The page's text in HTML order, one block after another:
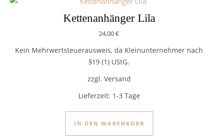
Kettenanhänger Lila
24,00€
Kein Mehrwertsteuerausweis, da Kleinunternehmer nach
§19 (1) UStG.
zzgl. Versand
Lieferzeit: 1-3 Tage
IN DEN WARENKORB